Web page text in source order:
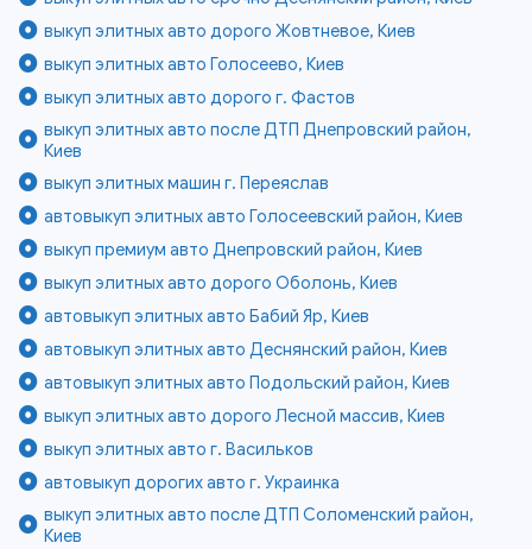
выкуп элитных авто дорого Жовтневое, Киев
выкуп элитных авто Голосеево, Киев
выкуп элитных авто дорого г. Фастов
выкуп элитных авто после ДТП Днепровский район,
Киев
выкуп элитных машин г. Переяслав
автовыкуп элитных авто Голосеевский район, Киев
выкуп премиум авто Днепровский район, Киев
выкуп элитных авто дорого Оболонь, Киев
автовыкуп элитных авто Бабий Яр, Киев
автовыкуп элитных авто Деснянский район, Киев
автовыкуп элитных авто Подольский район, Киев
выкуп элитных авто дорого Лесной массив, Киев
выкуп элитных авто г. Васильков
автовыкуп дорогих авто г. Украинка
выкуп элитных авто после ДТП Соломенский район,
Киев